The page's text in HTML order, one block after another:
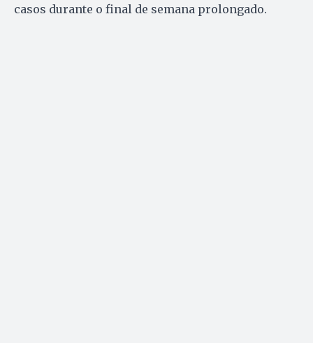
casos durante o final de semana prolongado.